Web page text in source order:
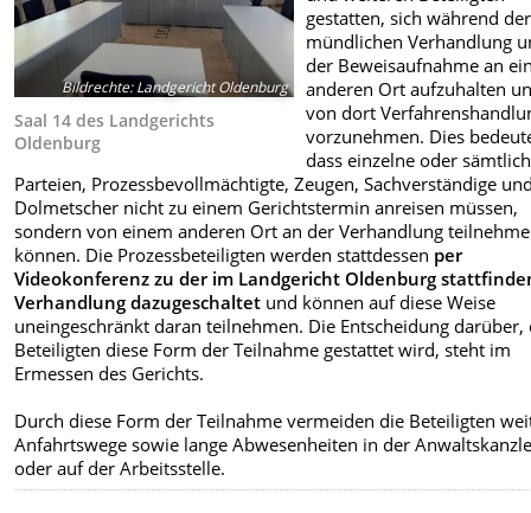
Bildrechte:Landgericht Oldenburg
Saal 14 des Landgerichts
Oldenburg
gestatten, sich während der
mündlichen Verhandlung
der Beweisaufnahme an
anderen Ort aufzuhalten
von dort
vorzunehmen. Dies
dass einzelne oder
Parteien, Prozessbevollmächtigte, Zeugen, Sachverständige
Dolmetscher nicht zu einem Gerichtstermin anreisen müssen,
sondern von einem anderen Ort an der Verhandlung
können. Die Prozessbeteiligten werden stattdessen per
Videokonferenz zu der im Landgericht Oldenburg
Verhandlung dazugeschaltet und können auf diese Weise
uneingeschränkt daran teilnehmen. Die Entscheidung darüber,
Beteiligten diese Form der Teilnahme gestattet wird, steht im
Ermessen des Gerichts.
Durch diese Form der Teilnahme vermeiden die Beteiligten
Anfahrtswege sowie lange Abwesenheiten in der
oder auf der Arbeitsstelle.